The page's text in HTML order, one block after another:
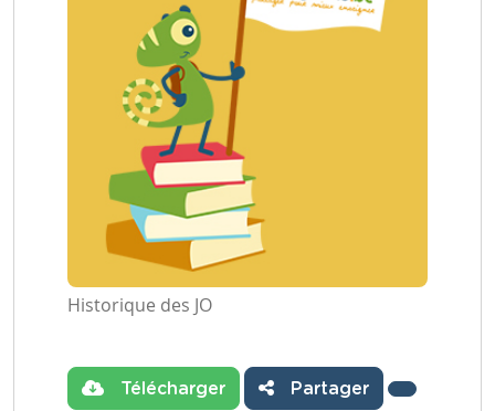
Historique des JO
Télécharger Partager